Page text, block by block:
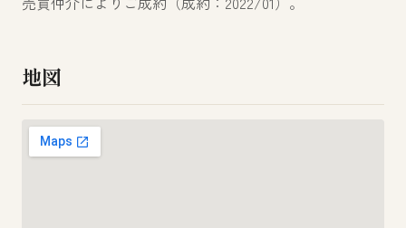
地図